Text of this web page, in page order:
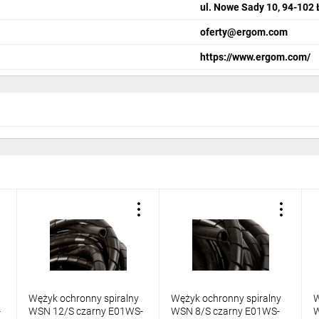
ul. Nowe Sady 10, 94-102
oferty@ergom.com
https://www.ergom.com/
Wężyk ochronny spiralny
WSN 12/S czarny E01WS-
Wężyk ochronny spiralny
WSN 8/S czarny E01WS-